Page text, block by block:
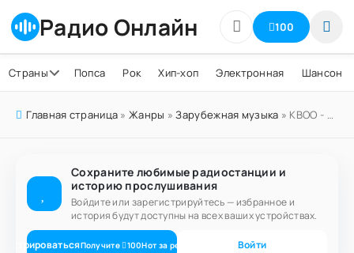
Радио Онлайн 100
Страны Попса Рок Хип-хоп Электронная Шансон
Главная страница »Жанры »Зарубежная музыка » KBOO - Portland Radio Station
Сохраните любимые радиостанции и
историю прослушивания
Войдите или зарегистрируйтесь — избранное и
история будут доступны на всех ваших устройствах.
Получите 100Нот за регистрацию Войти